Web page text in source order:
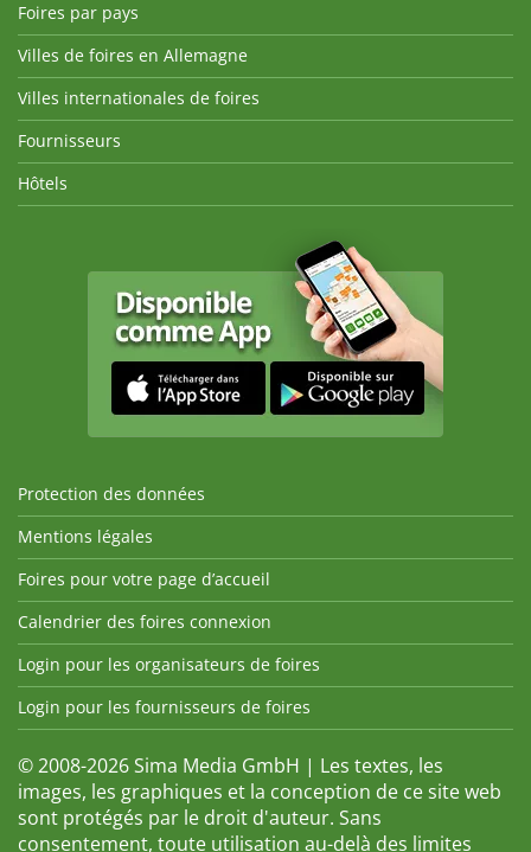
Foires par pays
Villes de foires en Allemagne
Villes internationales de foires
Fournisseurs
Hôtels
Protection des données
Mentions légales
Foires pour votre page d’accueil
Calendrier des foires connexion
Login pour les organisateurs de foires
Login pour les fournisseurs de foires
© 2008-2026 Sima Media GmbH | Les textes, les
images, les graphiques et la conception de ce site web
sont protégés par le droit d'auteur. Sans
consentement, toute utilisation au-delà des limites